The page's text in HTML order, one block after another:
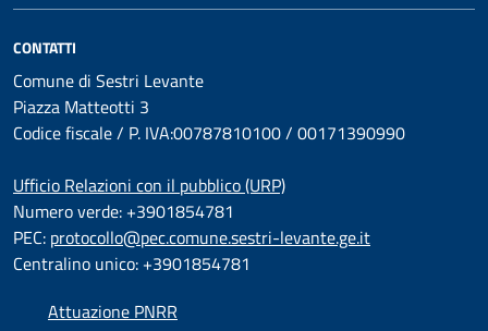
CONTATTI
Comune di Sestri Levante
Piazza Matteotti 3
Codice fiscale / P. IVA:00787810100 / 00171390990
Ufficio Relazioni con il pubblico (URP)
Numero verde: +3901854781
PEC: protocollo@pec.comune.sestri-levante.ge.it
Centralino unico: +3901854781
Attuazione PNRR